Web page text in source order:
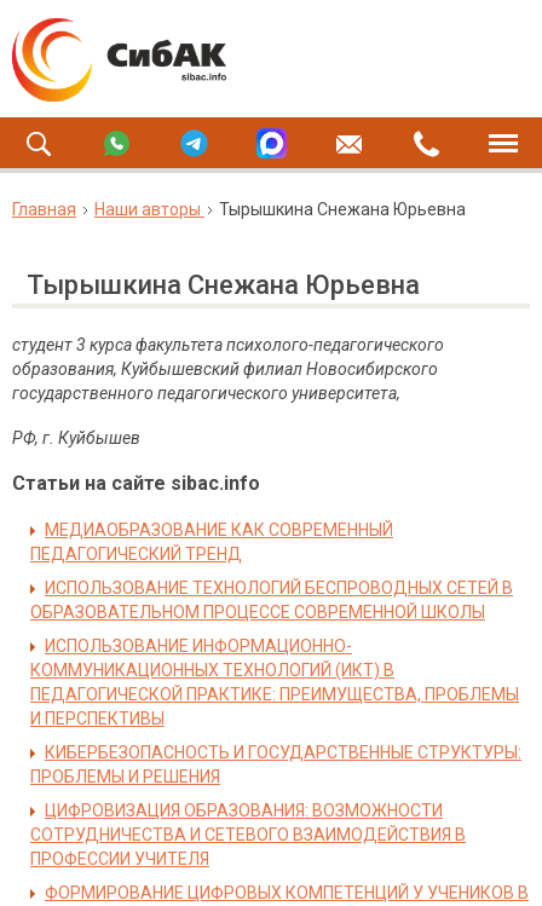
Главная Наши авторы Тырышкина Снежана Юрьевна
Тырышкина Снежана Юрьевна
студент 3 курса факультета психолого-педагогического
образования, Куйбышевский филиал Новосибирского
государственного педагогического университета,
РФ, г. Куйбышев
Статьи на сайте sibac.info
МЕДИАОБРАЗОВАНИЕ КАК СОВРЕМЕННЫЙ
ПЕДАГОГИЧЕСКИЙ ТРЕНД
ИСПОЛЬЗОВАНИЕ ТЕХНОЛОГИЙ БЕСПРОВОДНЫХ СЕТЕЙ В
ОБРАЗОВАТЕЛЬНОМ ПРОЦЕССЕ СОВРЕМЕННОЙ ШКОЛЫ
ИСПОЛЬЗОВАНИЕ ИНФОРМАЦИОННО-
КОММУНИКАЦИОННЫХ ТЕХНОЛОГИЙ (ИКТ) В
ПЕДАГОГИЧЕСКОЙ ПРАКТИКЕ: ПРЕИМУЩЕСТВА, ПРОБЛЕМЫ
И ПЕРСПЕКТИВЫ
КИБЕРБЕЗОПАСНОСТЬ И ГОСУДАРСТВЕННЫЕ СТРУКТУРЫ:
ПРОБЛЕМЫ И РЕШЕНИЯ
ЦИФРОВИЗАЦИЯ ОБРАЗОВАНИЯ: ВОЗМОЖНОСТИ
СОТРУДНИЧЕСТВА И СЕТЕВОГО ВЗАИМОДЕЙСТВИЯ В
ПРОФЕССИИ УЧИТЕЛЯ
ФОРМИРОВАНИЕ ЦИФРОВЫХ КОМПЕТЕНЦИЙ У УЧЕНИКОВ В